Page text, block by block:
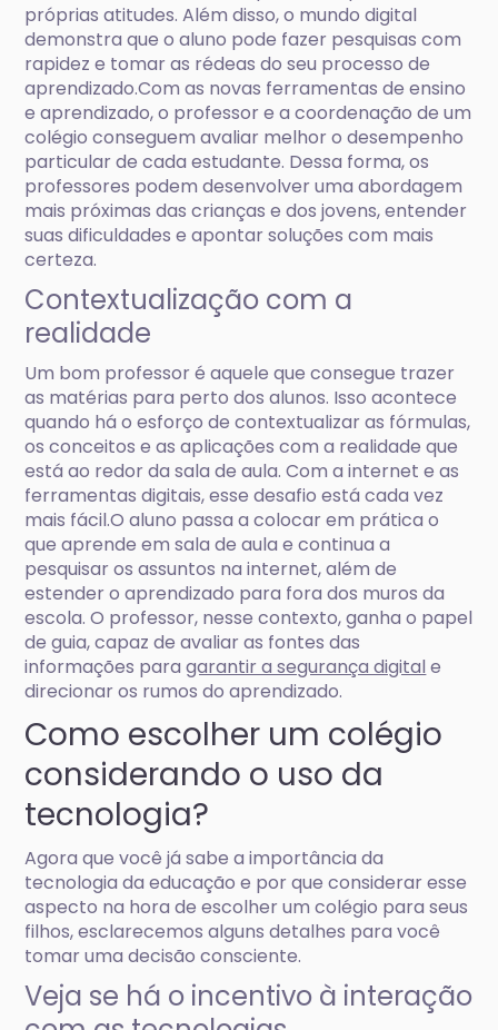
próprias atitudes. Além disso, o mundo digital
demonstra que o aluno pode fazer pesquisas com
rapidez e tomar as rédeas do seu processo de
aprendizado.Com as novas ferramentas de ensino
e aprendizado, o professor e a coordenação de um
colégio conseguem avaliar melhor o desempenho
particular de cada estudante. Dessa forma, os
professores podem desenvolver uma abordagem
mais próximas das crianças e dos jovens, entender
suas dificuldades e apontar soluções com mais
certeza.
Contextualização com a
realidade
Um bom professor é aquele que consegue trazer
as matérias para perto dos alunos. Isso acontece
quando há o esforço de contextualizar as fórmulas,
os conceitos e as aplicações com a realidade que
está ao redor da sala de aula. Com a internet e as
ferramentas digitais, esse desafio está cada vez
mais fácil.O aluno passa a colocar em prática o
que aprende em sala de aula e continua a
pesquisar os assuntos na internet, além de
estender o aprendizado para fora dos muros da
escola. O professor, nesse contexto, ganha o papel
de guia, capaz de avaliar as fontes das
informações paragarantir a segurança digitale
direcionar os rumos do aprendizado.
Como escolher um colégio
considerando o uso da
tecnologia?
Agora que você já sabe a importância da
tecnologia da educação e por que considerar esse
aspecto na hora de escolher um colégio para seus
filhos, esclarecemos alguns detalhes para você
tomar uma decisão consciente.
Veja se há o incentivo à interação